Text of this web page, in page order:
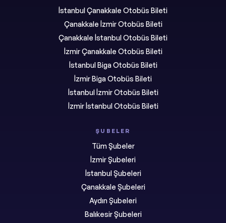
İstanbul Çanakkale Otobüs Bileti
Çanakkale İzmir Otobüs Bileti
Çanakkale İstanbul Otobüs Bileti
İzmir Çanakkale Otobüs Bileti
İstanbul Biga Otobüs Bileti
İzmir Biga Otobüs Bileti
İstanbul İzmir Otobüs Bileti
İzmir İstanbul Otobüs Bileti
ŞUBELER
Tüm Şubeler
İzmir Şubeleri
İstanbul Şubeleri
Çanakkale Şubeleri
Aydın Şubeleri
Balıkesir Şubeleri